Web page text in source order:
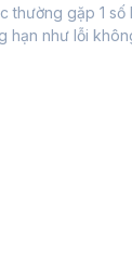
thường gặp 1 số
hạn như lỗi